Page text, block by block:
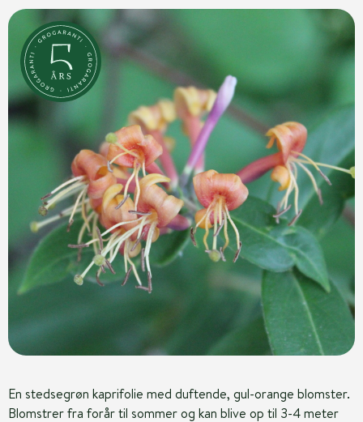
En stedsegrøn kaprifolie med duftende, gul-orange blomster.
Blomstrer fra forår til sommer og kan blive op til 3-4 meter